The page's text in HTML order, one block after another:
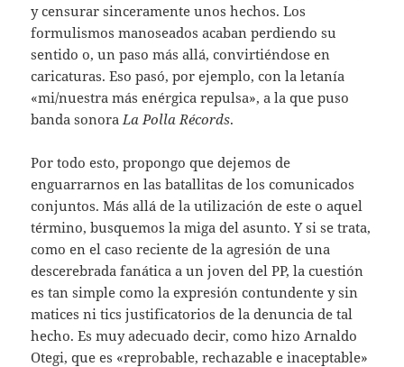
y censurar sinceramente unos hechos. Los
formulismos manoseados acaban perdiendo su
sentido o, un paso más allá, convirtiéndose en
caricaturas. Eso pasó, por ejemplo, con la letanía
«mi/nuestra más enérgica repulsa», a la que puso
banda sonora La Polla Récords.
Por todo esto, propongo que dejemos de
enguarrarnos en las batallitas de los comunicados
conjuntos. Más allá de la utilización de este o aquel
término, busquemos la miga del asunto. Y si se trata,
como en el caso reciente de la agresión de una
descerebrada fanática a un joven del PP, la cuestión
es tan simple como la expresión contundente y sin
matices ni tics justificatorios de la denuncia de tal
hecho. Es muy adecuado decir, como hizo Arnaldo
Otegi, que es «reprobable, rechazable e inaceptable»